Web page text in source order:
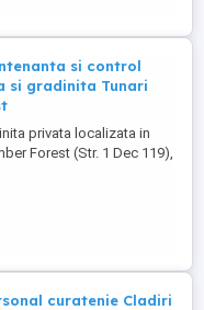
si control
si gradinita Tunari
privata localizata in
Forest (Str. 1 Dec 119),
serioasa si
mentenanta, ingrijire
acces. Pachet salarial
principale:** * ...
curatenie Cladiri